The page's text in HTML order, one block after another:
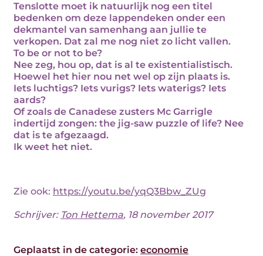
Tenslotte moet ik natuurlijk nog een titel
bedenken om deze lappendeken onder een
dekmantel van samenhang aan jullie te
verkopen. Dat zal me nog niet zo licht vallen.
To be or not to be?
Nee zeg, hou op, dat is al te existentialistisch.
Hoewel het hier nou net wel op zijn plaats is.
Iets luchtigs? Iets vurigs? Iets waterigs? Iets
aards?
Of zoals de Canadese zusters Mc Garrigle
indertijd zongen: the jig-saw puzzle of life? Nee
dat is te afgezaagd.
Ik weet het niet.
Zie ook: https://youtu.be/yqQ3Bbw_ZUg
Schrijver: Ton Hettema, 18 november 2017
Geplaatst in de categorie: economie